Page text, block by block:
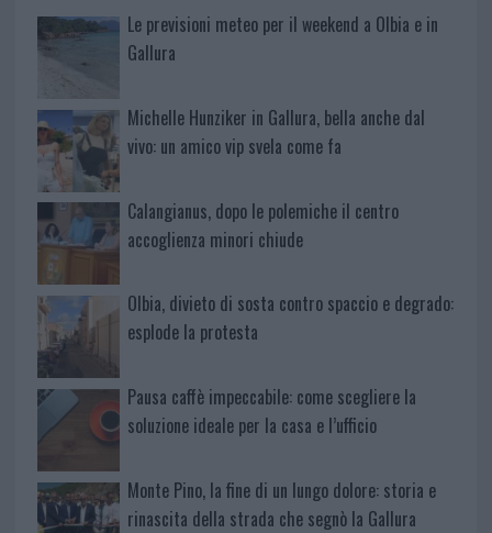
Le previsioni meteo per il weekend a Olbia e in
Gallura
Michelle Hunziker in Gallura, bella anche dal
vivo: un amico vip svela come fa
Calangianus, dopo le polemiche il centro
accoglienza minori chiude
Olbia, divieto di sosta contro spaccio e degrado:
esplode la protesta
Pausa caffè impeccabile: come scegliere la
soluzione ideale per la casa e l’ufficio
Monte Pino, la fine di un lungo dolore: storia e
rinascita della strada che segnò la Gallura